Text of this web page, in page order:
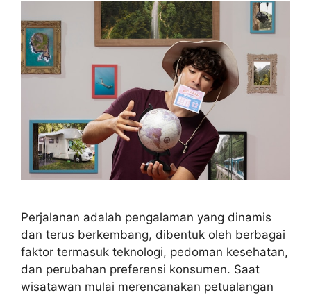
Perjalanan adalah pengalaman yang dinamis
dan terus berkembang, dibentuk oleh berbagai
faktor termasuk teknologi, pedoman kesehatan,
dan perubahan preferensi konsumen. Saat
wisatawan mulai merencanakan petualangan